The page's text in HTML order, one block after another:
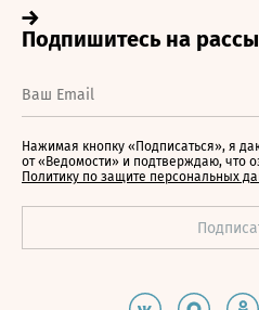
Нажимая кнопку «Подписаться», я
от «Ведомости» и подтверждаю, что
Политику по защите персональных